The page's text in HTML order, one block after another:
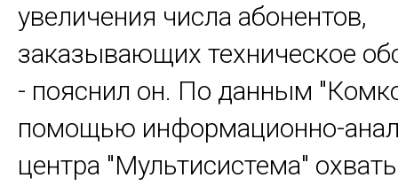
увеличения числа абонентов,
заказывающих техническое
- пояснил он. По данным
помощью информационно-
центра "Мультисистема"